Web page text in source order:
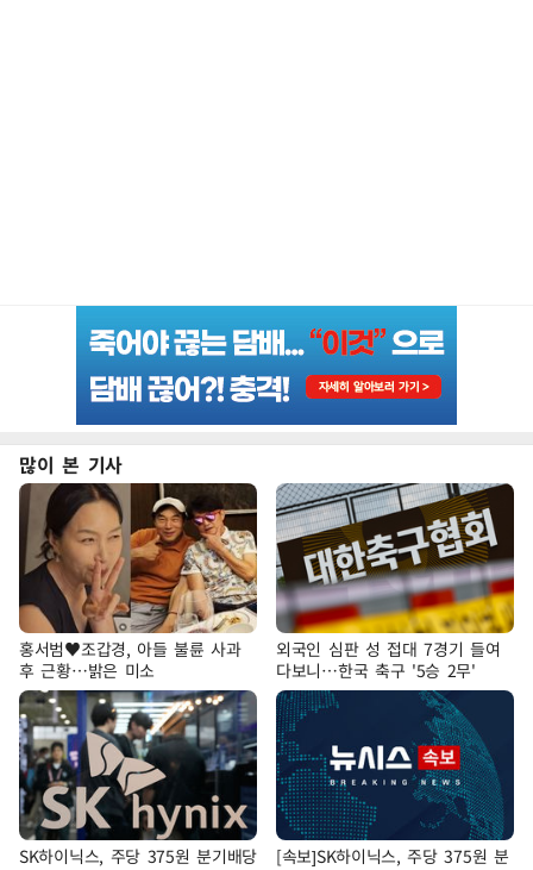
많이 본 기사
홍서범♥조갑경, 아들 불륜 사과
후 근황…밝은 미소
외국인 심판 성 접대 7경기 들여
다보니…한국 축구 '5승 2무'
SK하이닉스, 주당 375원 분기배당
[속보]SK하이닉스, 주당 375원 분